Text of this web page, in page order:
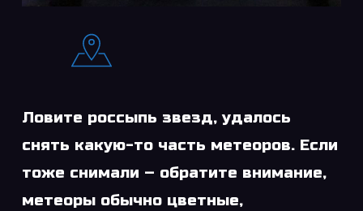
Ловите россыпь звезд, удалось
снять какую-то часть метеоров. Если
тоже снимали – обратите внимание,
метеоры обычно цветные,